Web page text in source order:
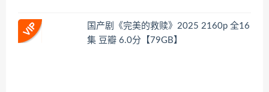
国产剧《完美的救赎》2025 2160p 全16
集 豆瓣 6.0分【79GB】